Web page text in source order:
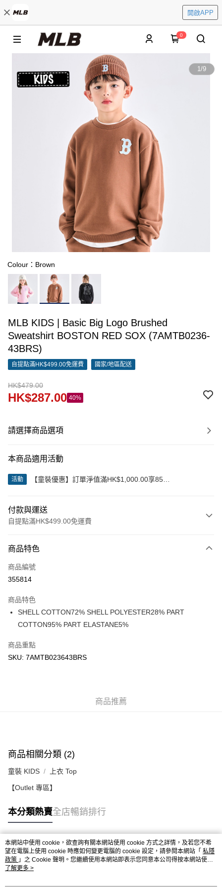
開啟APP
0
1/9
Colour：Brown
MLB KIDS | Basic Big Logo Brushed
Sweatshirt BOSTON RED SOX (7AMTB0236-
43BRS)
自提點滿HK$499.00免運費 國家/地區配送
HK$479.00
HK$287.00 40%
請選擇商品選項
本商品適用活動
活動
【童裝優惠】訂單淨值滿HK$1,000.00享85
付款與運送
自提點滿HK$499.00免運費
信用卡
Apple Pay
AlipayHK
WeChat Pay
商品特色
商品編號
355814
商品特色
SHELL COTTON72% SHELL POLYESTER28% PART
COTTON95% PART ELASTANE5%
商品重點
SKU: 7AMTB023643BRS
商品推薦
商品相關分類 (2)
童裝 KIDS 上衣 Top
【Outlet 專區】
本分類熱賣全店暢銷排行
熱門標籤
熱銷排行
本網站中使用 cookie，欲查詢有關本網站使用 cookie 方式之詳情，及若您不希
望在電腦上使用 cookie 時應如何變更電腦的 cookie 設定，請參閱本網站「 私隱
政策 」之 Cookie 聲明。您繼續使用本網站即表示您同意本公司得按本網站使用
條款之 Cookie 聲明使用 cookie。
了解更多 >